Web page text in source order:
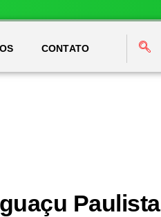
CONTATO
Paulista